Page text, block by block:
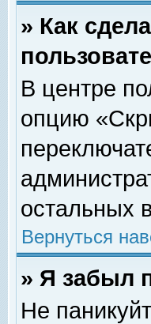
» Как
В центре
опцию
остальных
Вернуться
» Я забыл
Не